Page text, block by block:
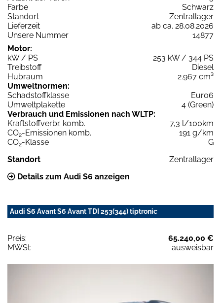
Farbe
Schwarz
Standort
Zentrallager
Lieferzeit
ab ca. 28.08.2026
Unsere Nummer
14877
Motor:
kW / PS
253 kW / 344 PS
Treibstoff
Diesel
Hubraum
2.967 cm³
Umweltnormen:
Schadstoffklasse
Euro6
Umweltplakette
4 (Green)
Verbrauch und Emissionen nach WLTP:
Kraftstoffverbr. komb.
7,3 l/100km
CO2-Emissionen komb.
191 g/km
CO2-Klasse
G
Standort
Zentrallager
Details zum Audi S6 anzeigen
Audi S6 Avant S6 Avant TDI 253(344) tiptronic
Preis:
65.240,00 €
MWSt:
ausweisbar